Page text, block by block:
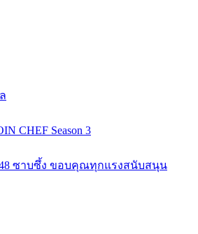
CHEF Season 3
ซาบซึ้ง ขอบคุณทุกแรงสนับสนุน